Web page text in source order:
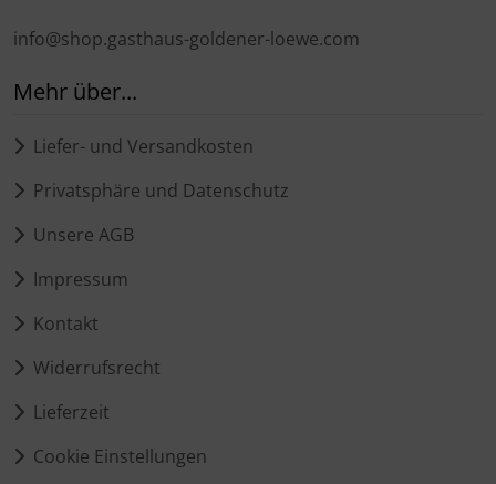
info@shop.gasthaus-goldener-loewe.com
Mehr über...
Liefer- und Versandkosten
Privatsphäre und Datenschutz
Unsere AGB
Impressum
Kontakt
Widerrufsrecht
Lieferzeit
Cookie Einstellungen